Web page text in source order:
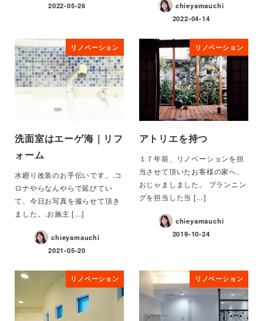
2022-05-26
chieyamauchi
2022-04-14
リノベーション
洗面室はエーゲ海｜リフ
ォーム
水廻り改装のお手伝いです。.コ
ロナやらなんやらで延びてい
て、今日お写真を撮らせて頂き
ました。.お施主 […]
chieyamauchi
2021-05-20
リノベーション
アトリエを持つ
１７年前、リノベーションを担
当させて頂いたお客様の家へ、
おじゃましました。 プランニン
グを担当した当 […]
chieyamauchi
2019-10-24
リノベーション リノベーション